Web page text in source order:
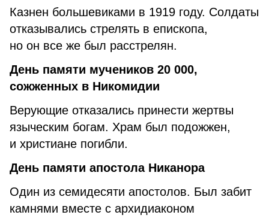
Казнен большевиками в 1919 году. Солдаты
отказывались стрелять в епископа,
но он все же был расстрелян.
День памяти мучеников 20 000,
сожженных в Никомидии
Верующие отказались принести жертвы
языческим богам. Храм был подожжен,
и христиане погибли.
День памяти апостола Никанора
Один из семидесяти апостолов. Был забит
камнями вместе с архидиаконом